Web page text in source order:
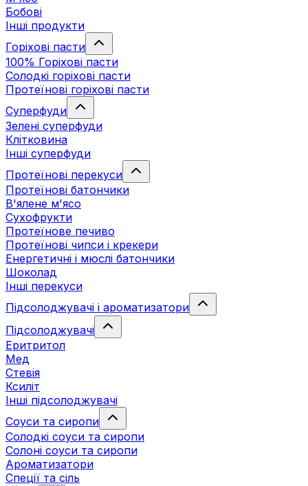
Бобові
Інші продукти
Горіхові пасти
100% Горіхові пасти
Солодкі горіхові пасти
Протеїнові горіхові пасти
Суперфуди
Зелені суперфуди
Клітковина
Інші суперфуди
Протеїнові перекуси
Протеїнові батончики
В'ялене м'ясо
Сухофрукти
Протеїнове печиво
Протеїнові чипси і крекери
Енергетичні і мюслі батончики
Шоколад
Інші перекуси
Підсолоджувачі і ароматизатори
Підсолоджувачі
Еритритол
Мед
Стевія
Ксиліт
Інші підсолоджувачі
Соуси та сиропи
Солодкі соуси та сиропи
Солоні соуси та сиропи
Ароматизатори
Спеції та сіль